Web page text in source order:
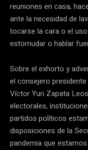
reuniones en casa,
ante la necesidad de
tocarse la cara o el
estornudar o hablar
Sobre el exhorto y
el consejero
Víctor Yuri Zapata
electorales,
partidos políticos
disposiciones de la
pandemia que